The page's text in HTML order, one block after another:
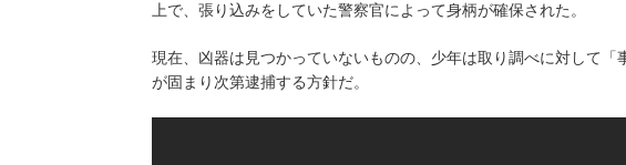
上で、張り込みをしていた警察官によって身柄が確保された。
現在、凶器は見つかっていないものの、少年は取り調べに対して
が固まり次第逮捕する方針だ。